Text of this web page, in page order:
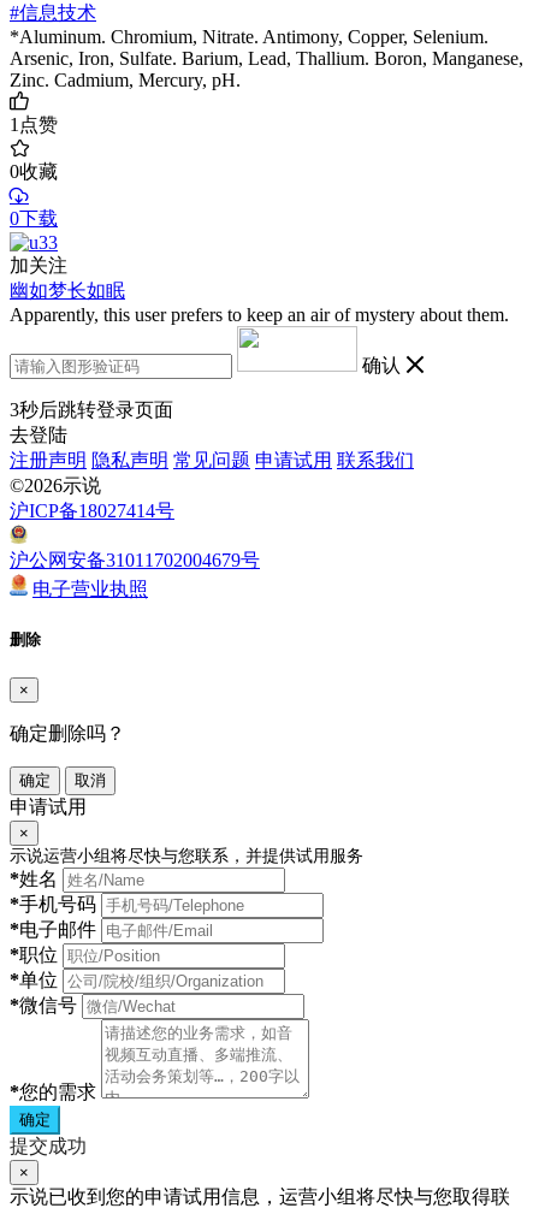
#信息技术
*Aluminum. Chromium, Nitrate. Antimony, Copper, Selenium.
Arsenic, Iron, Sulfate. Barium, Lead, Thallium. Boron, Manganese,
Zinc. Cadmium, Mercury, pH.
1点赞
0收藏
0下载
加关注
幽如梦长如眠
Apparently, this user prefers to keep an air of mystery about them.
确认
3秒后跳转登录页面
去登陆
注册声明 隐私声明 常见问题 申请试用 联系我们
©2026示说
沪ICP备18027414号
沪公网安备31011702004679号
电子营业执照
删除
×
确定删除吗？
确定 取消
申请试用
×
示说运营小组将尽快与您联系，并提供试用服务
*姓名
*手机号码
*电子邮件
*职位
*单位
*微信号
*您的需求
确定
提交成功
×
示说已收到您的申请试用信息，运营小组将尽快与您取得联